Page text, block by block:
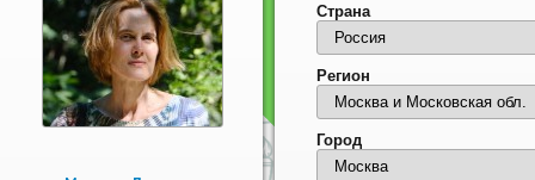
Страна
Регион
Город